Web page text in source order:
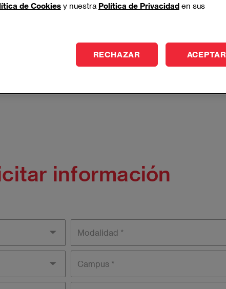
Dirección y Gestión de Proyectos
información
de Cookiesy nuestra Política de Privacidaden sus
RECHAZAR ACEPTAR